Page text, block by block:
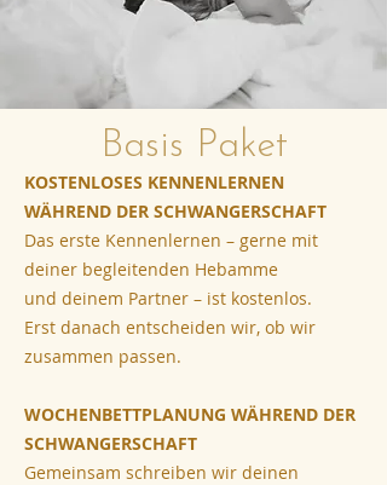
Basis Paket
KOSTENLOSES KENNENLERNEN
WÄHREND DER SCHWANGERSCHAFT
Das erste Kennenlernen – gerne mit
deiner begleitenden Hebamme
und deinem Partner – ist kostenlos.
Erst danach entscheiden wir, ob wir
zusammen passen.
WOCHENBETTPLANUNG WÄHREND DER
SCHWANGERSCHAFT
Gemeinsam schreiben wir deinen